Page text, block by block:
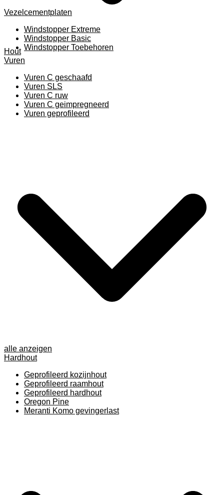
Vezelcementplaten
Windstopper Extreme
Windstopper Basic
Windstopper Toebehoren
Hout
Vuren
Vuren C geschaafd
Vuren SLS
Vuren C ruw
Vuren C geimpregneerd
Vuren geprofileerd
alle anzeigen
Hardhout
Geprofileerd kozijnhout
Geprofileerd raamhout
Geprofileerd hardhout
Oregon Pine
Meranti Komo gevingerlast